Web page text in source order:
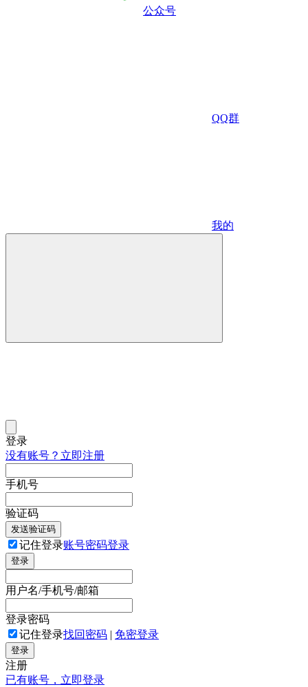
公众号
QQ群
我的
登录
没有账号？立即注册
手机号
验证码
发送验证码
记住登录账号密码登录
登录
用户名/手机号/邮箱
登录密码
记住登录找回密码 | 免密登录
登录
注册
已有账号，立即登录